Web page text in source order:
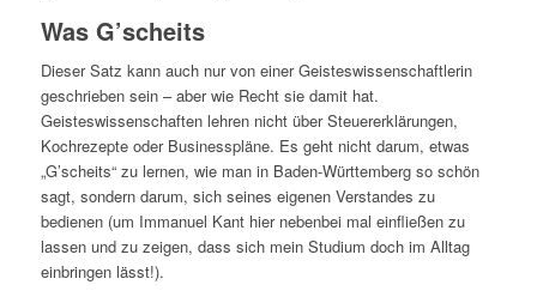
Was G’scheits
Dieser Satz kann auch nur von einer Geisteswissenschaftlerin
geschrieben sein – aber wie Recht sie damit hat.
Geisteswissenschaften lehren nicht über Steuererklärungen,
Kochrezepte oder Businesspläne. Es geht nicht darum, etwas
„G’scheits“ zu lernen, wie man in Baden-Württemberg so schön
sagt, sondern darum, sich seines eigenen Verstandes zu
bedienen (um Immanuel Kant hier nebenbei mal einfließen zu
lassen und zu zeigen, dass sich mein Studium doch im Alltag
einbringen lässt!).